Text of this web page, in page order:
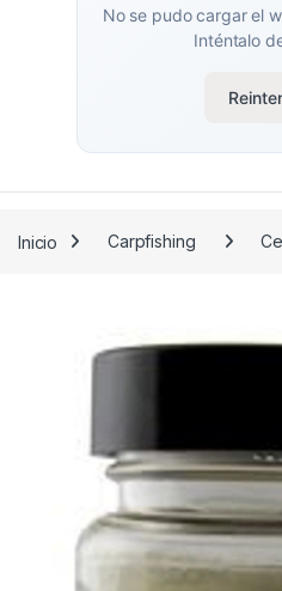
No se pudo cargar el
Inténtalo
Inicio Carpfishing